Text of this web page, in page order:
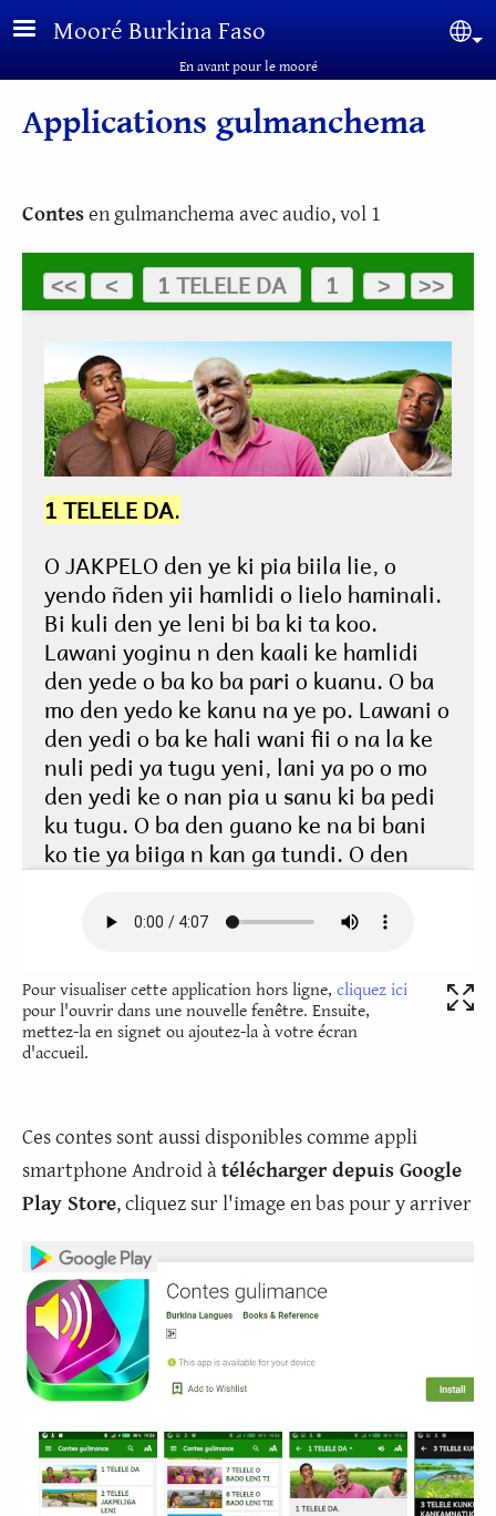
Aller au contenu principal
Mooré Burkina Faso
En avant pour le mooré
Applications gulmanchema
Contesen gulmanchema avec audio, vol 1
Pour visualiser cette application hors ligne, cliquez ici
pour l'ouvrir dans une nouvelle fenêtre. Ensuite,
mettez-la en signet ou ajoutez-la à votre écran
d'accueil.
Ces contes sont aussi disponibles comme appli
smartphone Android àtélécharger depuis Google
Play Store, cliquez sur l'image en bas pour y arriver